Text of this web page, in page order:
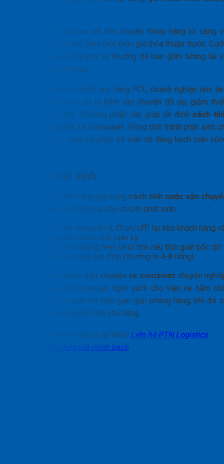
Xe đầu kéo container sẽ vận chuyển thùng hàng từ cảng
kho (hoặc ngược lại) theo một mức giá thỏa thuận trước.
vận chuyển hàng nguyên xe thường đã bao gồm lương tài
và nhiên liệu định mức.
Để có cách tính tốt nhất cho hàng FCL, doanh nghiệp nên
việc với các đơn vị có lộ trình vận chuyển tối ưu, giảm
quay đầu xe rỗng. Phương pháp này giúp ổn định cách
cước vận chuyển xe container. Đồng thời tránh phát sinh
phí ngoài luồng, giúp bộ phận kế toán dễ dàng hạch toán
Chi phí phát sinh
Rủi ro lớn nhất làm tăng giá trong cách tính cước vận
đường bộ là các chi phí phát sinh.
Phí nâng hạ container (Lift on/off) tại kho khách hàng
tại cảng phải được tính toán kỹ.
Phí neo xe (Waiting fee) sẽ bị tính nếu thời gian bốc dỡ
hàng kéo dài quá quy định (thường là 4-8 tiếng)
cách tính cước vận chuyển xe container chuyên
buộc phải dự phòng khoản ngân sách cho việc xe nằm
Nếu không kiểm soát tốt thời gian giải phóng hàng, khi đó
gây thiệt hại không nhỏ cho chủ hàng.
Lo ngại phí neo xe tại kho? Liên hệ PTN Logistics
để nhận báo giá minh bạch